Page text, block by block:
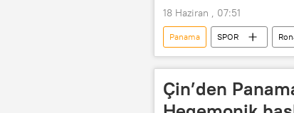
18 Haziran , 07:51
Panama SPOR
FIFA
Dünya Kupası
Çin’den